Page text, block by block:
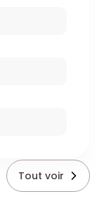
Tout voir